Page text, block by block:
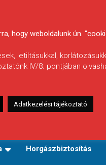
Horgászbiztosítás
hogy weboldalunk ún.
letiltásukkal,
IV/8. pontjában
Adatkezelési tájékoztató